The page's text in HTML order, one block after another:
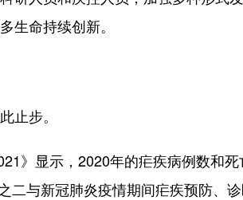
生命持续创新。
步。
》显示，2020年的疟疾病例数和死
二与新冠肺炎疫情期间疟疾预防、